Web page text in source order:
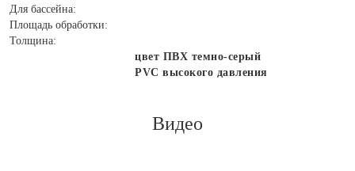
Для бассейна:
Площадь обработки:
Толщина:
цвет ПВХ темно-серый
PVC высокого давления
Видео